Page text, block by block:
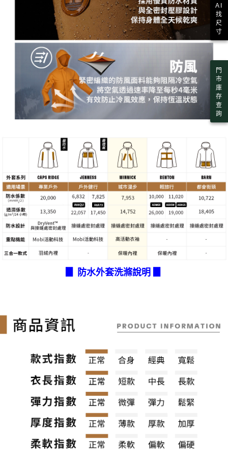
▊ 防水外套洗滌說明 ▊
門
市
庫
存
查
詢
AI
找
尺
寸